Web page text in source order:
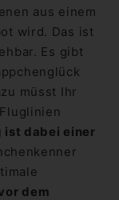
aus einem
wird. Das ist
Es gibt
müsst Ihr
ist dabei einer
dem